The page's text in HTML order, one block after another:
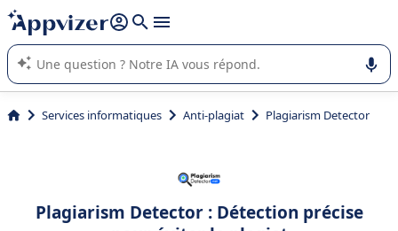
répondre (plusieurs lignes avec
L'IA de Appvizer vous guide dans l'utilisation ou la sélection de
logiciel SaaS en entreprise.
Services informatiques Anti-plagiat Plagiarism Detector
Plagiarism Detector : Détection précise